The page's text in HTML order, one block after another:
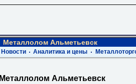
Металлолом Альметьевск
Новости Аналитика и цены
Металлолом Альметьевск